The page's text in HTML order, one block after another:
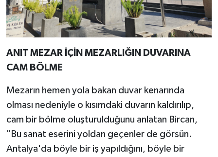
ANIT MEZAR İÇİN MEZARLIĞIN DUVARINA
CAM BÖLME
Mezarın hemen yola bakan duvar kenarında
olması nedeniyle o kısımdaki duvarın kaldırılıp,
cam bir bölme oluşturulduğunu anlatan Bircan,
"Bu sanat eserini yoldan geçenler de görsün.
Antalya'da böyle bir iş yapıldığını, böyle bir